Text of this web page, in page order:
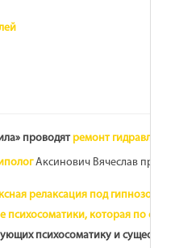
проводят ремонт
Аксинович Вячеслав
релаксация под
которая по
психосоматику и